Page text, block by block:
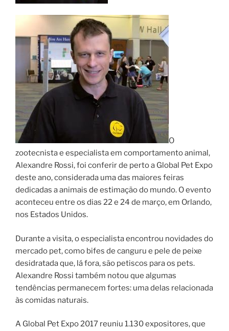
O
zootecnista e especialista em comportamento animal,
Alexandre Rossi, foi conferir de perto a Global Pet Expo
deste ano, considerada uma das maiores feiras
dedicadas a animais de estimação do mundo. O evento
aconteceu entre os dias 22 e 24 de março, em Orlando,
nos Estados Unidos.
Durante a visita, o especialista encontrou novidades do
mercado pet, como bifes de canguru e pele de peixe
desidratada que, lá fora, são petiscos para os pets.
Alexandre Rossi também notou que algumas
tendências permanecem fortes: uma delas relacionada
às comidas naturais.
A Global Pet Expo 2017 reuniu 1.130 expositores, que